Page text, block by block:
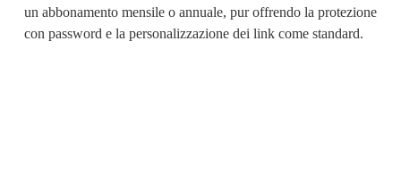
un abbonamento mensile o annuale, pur offrendo la protezione
con password e la personalizzazione dei link come standard.